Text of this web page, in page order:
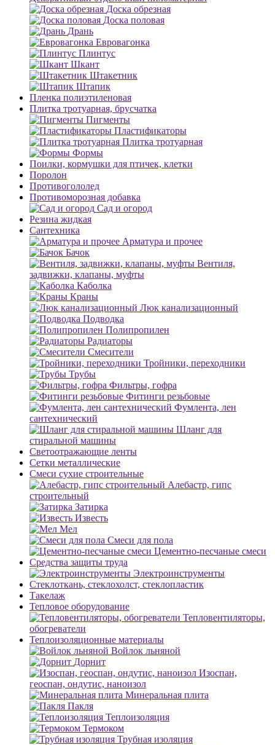
Доска обрезная
Доска половая
Дрань
Евровагонка
Плинтус
Шкант
Штакетник
Штапик
Пленка полиэтиленовая
Плитка тротуарная, брусчатка
Пигменты
Пластификаторы
Плитка тротуарная
Формы
Поилки, кормушки для птичек, клетки
Поролон
Противогололед
Противоморозная добавка
Сад и огород
Резина жидкая
Сантехника
Арматура и прочее
Бачок
Вентиля,
задвижки, клапаны, муфты
Каболка
Краны
Люк канализационный
Подводка
Полипропилен
Радиаторы
Смесители
Тройники, переходники
Трубы
Фильтры, гофра
Фитинги резьбовые
Фумлента, лен
сантехнический
Шланг для
стиральной машины
Светоотражающие ленты
Сетки металлические
Смеси сухие строительные
Алебастр, гипс
строительный
Затирка
Известь
Мел
Смеси для пола
Цементно-песчаные смеси
Средства защиты труда
Электроинструменты
Стеклоткань, стеклохолст, стеклопластик
Такелаж
Тепловое оборудование
Тепловентиляторы,
обогреватели
Теплоизоляционные материалы
Войлок льняной
Дорнит
Изоспан,
геоспан, ондутис, наноизол
Минеральная плита
Пакля
Теплоизоляция
Термоком
Трубная изоляция